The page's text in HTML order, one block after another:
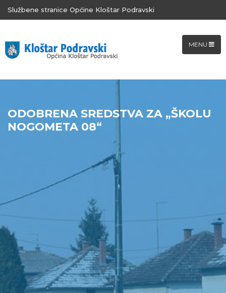
Službene stranice Općine Kloštar Podravski
MENU
ODOBRENA SREDSTVA ZA „ŠKOLU
NOGOMETA 08“